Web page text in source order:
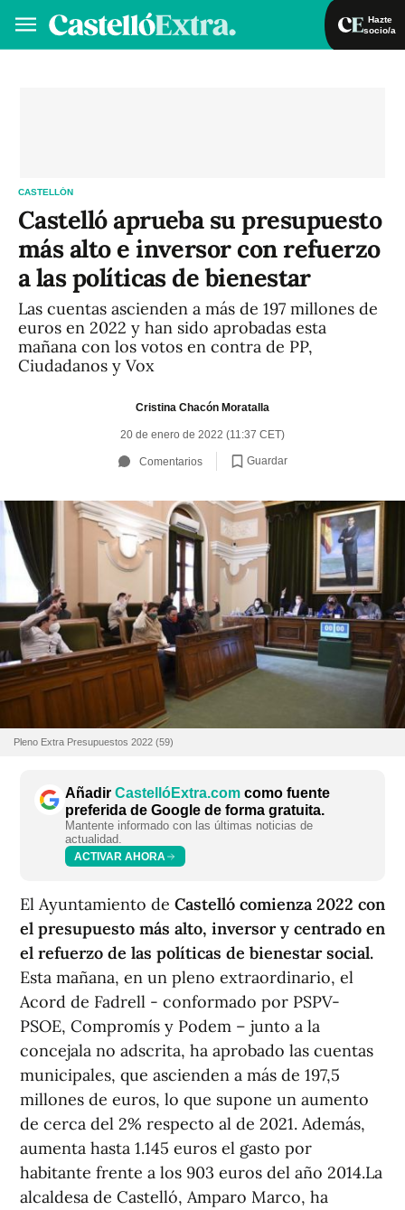
Hazte
socio/a
CASTELLÓN
Castelló aprueba su presupuesto
más alto e inversor con refuerzo
a las políticas de bienestar
Las cuentas ascienden a más de 197 millones de
euros en 2022 y han sido aprobadas esta
mañana con los votos en contra de PP,
Ciudadanos y Vox
Cristina Chacón Moratalla
20 de enero de 2022 (11:37 CET)
Comentarios Guardar
Pleno Extra Presupuestos 2022 (59)
Añadir CastellóExtra.com como fuente
preferida de Google de forma gratuita.
Mantente informado con las últimas noticias de
actualidad.
ACTIVAR AHORA
El Ayuntamiento de Castelló comienza 2022 con
el presupuesto más alto, inversor y centrado en
el refuerzo de las políticas de bienestar social.
Esta mañana, en un pleno extraordinario, el
Acord de Fadrell - conformado por PSPV-
PSOE, Compromís y Podem – junto a la
concejala no adscrita, ha aprobado las cuentas
municipales, que ascienden a más de 197,5
millones de euros, lo que supone un aumento
de cerca del 2% respecto al de 2021. Además,
aumenta hasta 1.145 euros el gasto por
habitante frente a los 903 euros del año 2014.La
alcaldesa de Castelló, Amparo Marco, ha